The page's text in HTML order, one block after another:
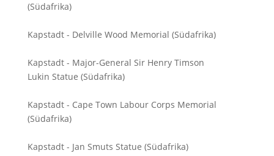
(Südafrika)
Kapstadt - Delville Wood Memorial (Südafrika)
Kapstadt - Major-General Sir Henry Timson
Lukin Statue (Südafrika)
Kapstadt - Cape Town Labour Corps Memorial
(Südafrika)
Kapstadt - Jan Smuts Statue (Südafrika)